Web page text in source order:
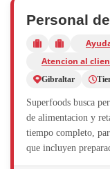
Personal
Atencion al
Gibraltar
Superfoods busca
de alimentacion y
tiempo completo,
que incluyen